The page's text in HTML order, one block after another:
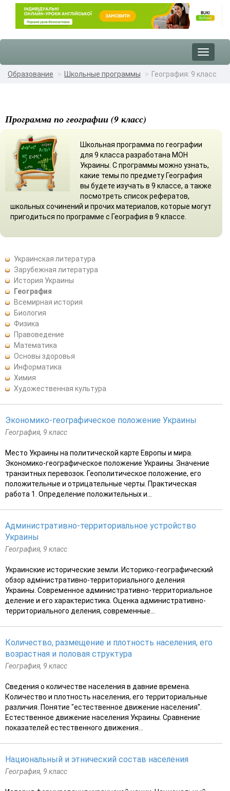
Toggle
Образование
Школьные программы География: 9 класс
Программа по географии (9 класс)
Школьная программа по географии
для 9 класса разработана МОН
Украины. С программы можно узнать,
какие темы по предмету География
вы будете изучать в 9 классе, а также
посмотреть список рефератов,
школьных сочинений и прочих материалов, которые могут
пригодиться по программе с География в 9 классе.
Украинская литература
Зарубежная литература
История Украины
География
Всемирная история
Биология
Физика
Правоведение
Математика
Основы здоровья
Информатика
Химия
Художественная культура
Экономико-географическое положение Украины
География, 9 класс
Место Украины на политической карте Европы и мира.
Экономико-географическое положение Украины. Значение
транзитных перевозок. Геополитическое положение, его
положительные и отрицательные черты. Практическая
работа 1. Определение положительных и...
Административно-территориальное устройство
Украины
География, 9 класс
Украинские исторические земли. Историко-географический
обзор адмiнистративно-территориального деления
Украины. Современное административно-территориальное
деление и его характеристика. Оценка административно-
территориального деления, современные...
Количество, размещение и плотность населения, его
возрастная и половая структура
География, 9 класс
Сведения о количестве населения в давние времена.
Количество и плотность населения, его территориальные
различия. Понятие "естественное движение населения".
Естественное движение населения Украины. Сравнение
показателей естественного движения...
Национальный и этнический состав населения
География, 9 класс